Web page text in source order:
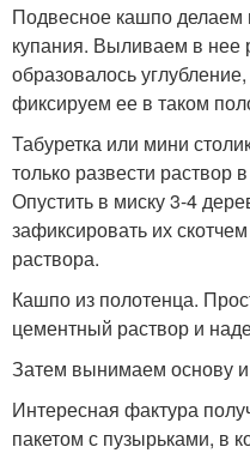
Подвесное кашпо
купания. Выливаем в нее
образовалось
фиксируем ее в таком
Табуретка или мини
только развести
Опустить в миску 3-4
зафиксировать их
раствора.
Кашпо из полотенца.
цементный раствор и
Затем вынимаем основу
Интересная фактура
пакетом с пузырьками, в